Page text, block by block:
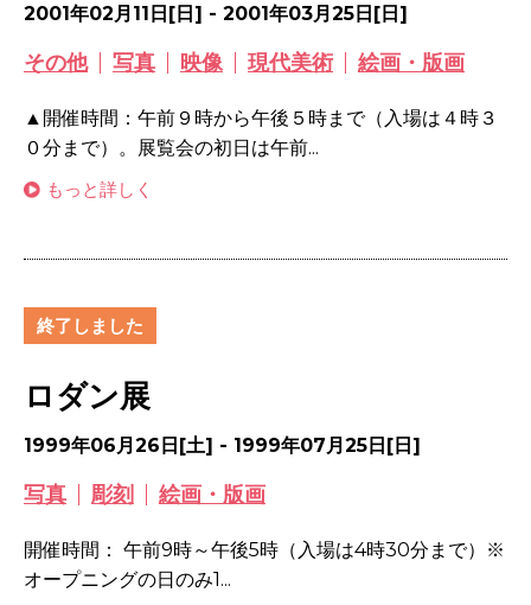
2001年02月11日[日] - 2001年03月25日[日]
その他 写真 映像 現代美術 絵画・版画
▲開催時間：午前９時から午後５時まで（入場は４時３
０分まで）。展覧会の初日は午前...
もっと詳しく
終了しました
ロダン展
1999年06月26日[土] - 1999年07月25日[日]
写真 彫刻 絵画・版画
開催時間： 午前9時～午後5時（入場は4時30分まで）※
オープニングの日のみ1...